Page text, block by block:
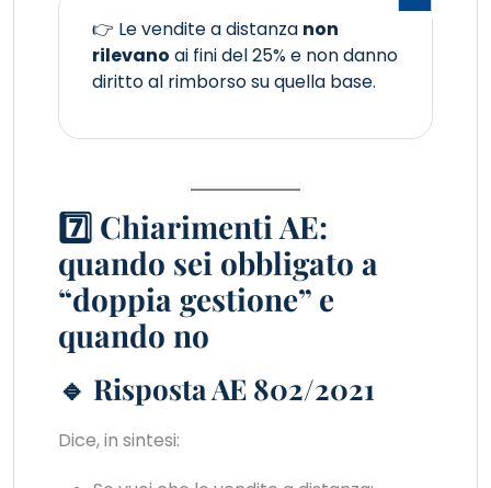
👉 Le vendite a distanza non
rilevano ai fini del 25% e non danno
diritto al rimborso su quella base.
7️⃣ Chiarimenti AE:
quando sei obbligato a
“doppia gestione” e
quando no
🔹 Risposta AE 802/2021
Dice, in sintesi: